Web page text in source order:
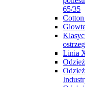
65/35
Linia